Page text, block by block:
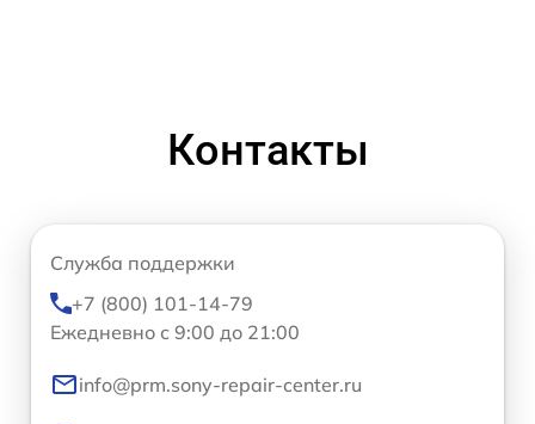
Контакты
Служба поддержки
+7 (800) 101-14-79
Ежедневно с 9:00 до 21:00
info@prm.sony-repair-center.ru